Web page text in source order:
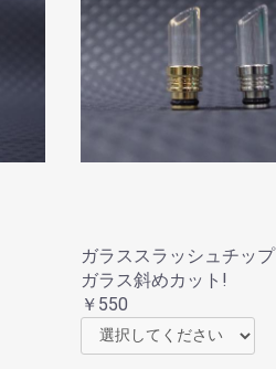
ガラススラッシュチップ
ガラス斜めカット!
￥550